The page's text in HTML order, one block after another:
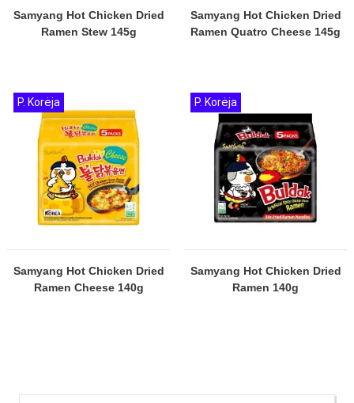
Samyang Hot Chicken Dried
Ramen Stew 145g
Samyang Hot Chicken Dried
Ramen Quatro Cheese 145g
Samyang Hot Chicken Dried
Ramen Cheese 140g
P. Korėja
Samyang Hot Chicken Dried
Ramen 140g
P. Korėja